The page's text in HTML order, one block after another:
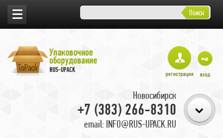
Поиск
Новосибирск
+7 (383) 266-8310
email: INFO@RUS-UPACK.RU